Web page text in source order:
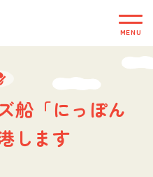
船「にっぽん
します